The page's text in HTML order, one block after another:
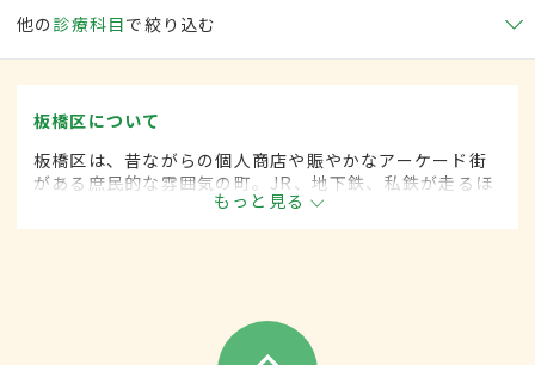
他の 診療科目で絞り込む
板橋区について
板橋区は、昔ながらの個人商店や賑やかなアーケード街
がある庶民的な雰囲気の町。JR、地下鉄、私鉄が走るほ
か首都高速池袋線も通り、通勤・通学の便利さも魅力。8
月には荒川河川敷で花火大会が催される。
もっと見る